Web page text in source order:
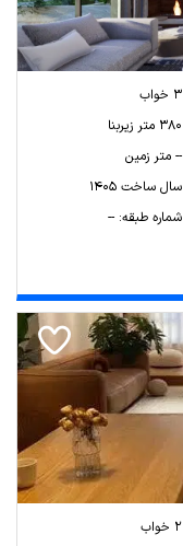
3 خواب
380 متر زیربنا
-- متر زمین
سال ساخت 1405
شماره طبقه: --
2 خواب